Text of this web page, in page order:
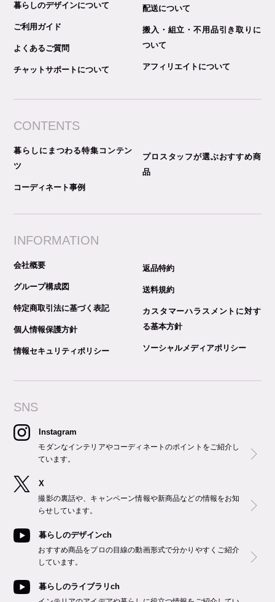
暮らしのデザインについて
ご利用ガイド
よくあるご質問
チャットサポートについて
配送について
搬入・組立・不用品引き取りに
ついて
アフィリエイトについて
CONTENTS
暮らしにまつわる特集コンテン
ツ
コーディネート事例
プロスタッフが選ぶおすすめ商
品
INFORMATION
会社概要
グループ構成図
特定商取引法に基づく表記
個人情報保護方針
情報セキュリティポリシー
返品特約
送料規約
カスタマーハラスメントに対す
る基本方針
ソーシャルメディアポリシー
SNS
Instagram
モダンなインテリアやコーディネートのポイントをご紹介し
ています。
X
撮影の裏話や、キャンペーン情報や新商品などの情報をお知
らせしています。
暮らしのデザインch
おすすめ商品をプロの目線の動画形式で分かりやすくご紹介
しています。
暮らしのライブラリch